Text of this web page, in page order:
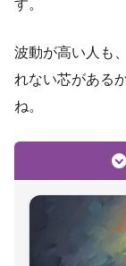
す。
波動が高い人も
れない芯がある
ね。